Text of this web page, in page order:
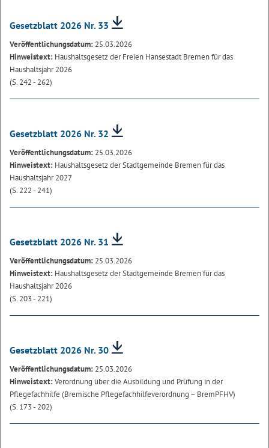
Gesetzblatt 2026 Nr. 33
Veröffentlichungsdatum: 25.03.2026
Hinweistext: Haushaltsgesetz der Freien Hansestadt Bremen für das
Haushaltsjahr 2026
(S. 242 - 262)
Gesetzblatt 2026 Nr. 32
Veröffentlichungsdatum: 25.03.2026
Hinweistext: Haushaltsgesetz der Stadtgemeinde Bremen für das
Haushaltsjahr 2027
(S. 222 - 241)
Gesetzblatt 2026 Nr. 31
Veröffentlichungsdatum: 25.03.2026
Hinweistext: Haushaltsgesetz der Stadtgemeinde Bremen für das
Haushaltsjahr 2026
(S. 203 - 221)
Gesetzblatt 2026 Nr. 30
Veröffentlichungsdatum: 25.03.2026
Hinweistext:Verordnung über die Ausbildung und Prüfung in der
Pflegefachhilfe (Bremische Pflegefachhilfeverordnung – BremPFHV)
(S. 173 - 202)